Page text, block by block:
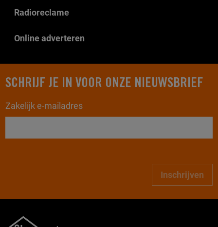
Radioreclame
Online adverteren
SCHRIJF JE IN VOOR ONZE NIEUWSBRIEF
Zakelijk e-mailadres
Inschrijven